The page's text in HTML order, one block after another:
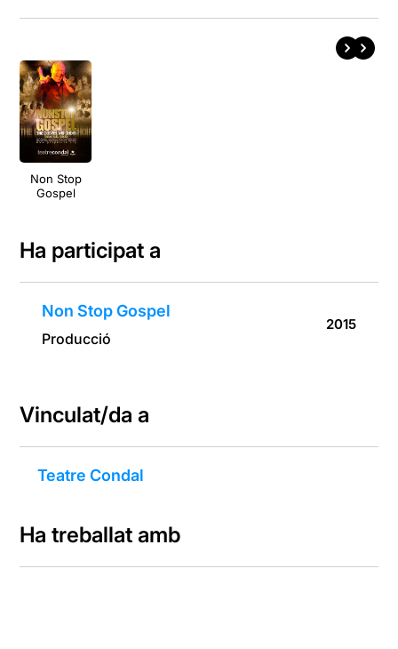
Non Stop
Gospel
Ha participat a
Non Stop Gospel
Producció
2015
Vinculat/da a
Teatre Condal
Ha treballat amb